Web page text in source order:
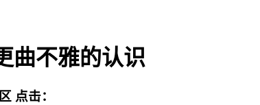
曲不雅的认识
点击：